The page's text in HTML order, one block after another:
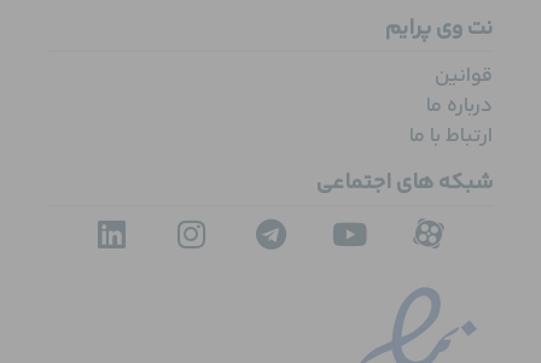
نت وی پرایم
قوانین
درباره ما
ارتباط با ما
شبکه های اجتماعی